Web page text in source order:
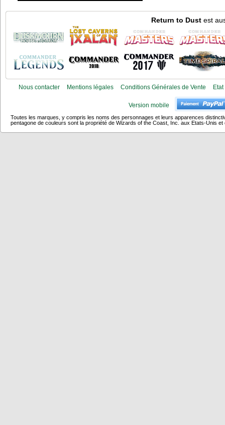
Return to Dust est
Nous contacter Mentions légales Conditions Générales de Vente
Version mobile
Toutes les marques, y compris les noms des personnages et leurs apparences
pentagone de couleurs sont la propriété de Wizards of the Coast, Inc. aux Etats-Unis